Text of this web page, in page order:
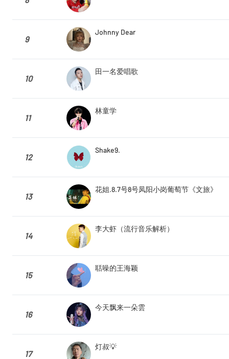
9
Johnny Dear
10
田一名爱唱歌
11
林童学
12
Shake9.
13
花姐.8.7号8号凤阳小岗葡萄节《文旅》
14
李大虾（流行音乐解析）
15
聒噪的王海颖
16
今天飘来一朵雲
17
灯叔💡